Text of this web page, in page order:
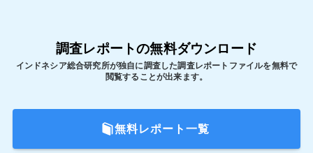
調査レポートの無料ダウンロード
インドネシア総合研究所が独自に調査した調査レポートファイルを無料で
閲覧することが出来ます。
無料レポート一覧